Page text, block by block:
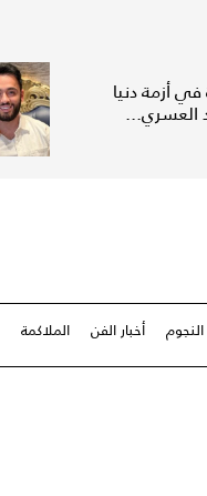
أزمة دنيا
العسري...
النجوم أخبار الفن الملاكمة